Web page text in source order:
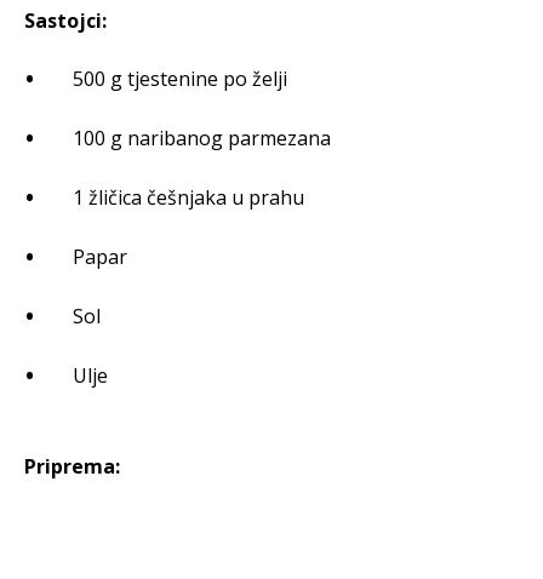
Sastojci:
500 g tjestenine po želji
100 g naribanog parmezana
1 žličica češnjaka u prahu
Papar
Sol
Ulje
Priprema: